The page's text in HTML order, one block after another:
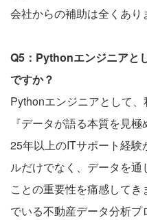
会社からの補助は全くあり
Q5：Pythonエンジニアと
ですか？
Pythonエンジニアとして
『データが語る本質を見極
25年以上のITサポート経
ルだけでなく、データを
ことの重要性を痛感して
でいる不動産データ分析